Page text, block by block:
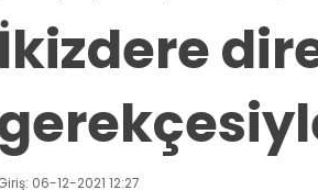
İkizdere
06-12-2021 12:27